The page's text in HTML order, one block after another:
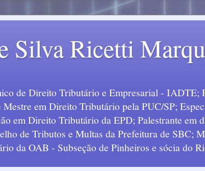
Silva Ricetti
de Direito Tributário e Empresarial - IADTE;
em Direito Tributário pela PUC/SP;
em Direito Tributário da EPD; Palestrante em
de Tributos e Multas da Prefeitura de SBC;
da OAB - Subseção de Pinheiros e sócia do